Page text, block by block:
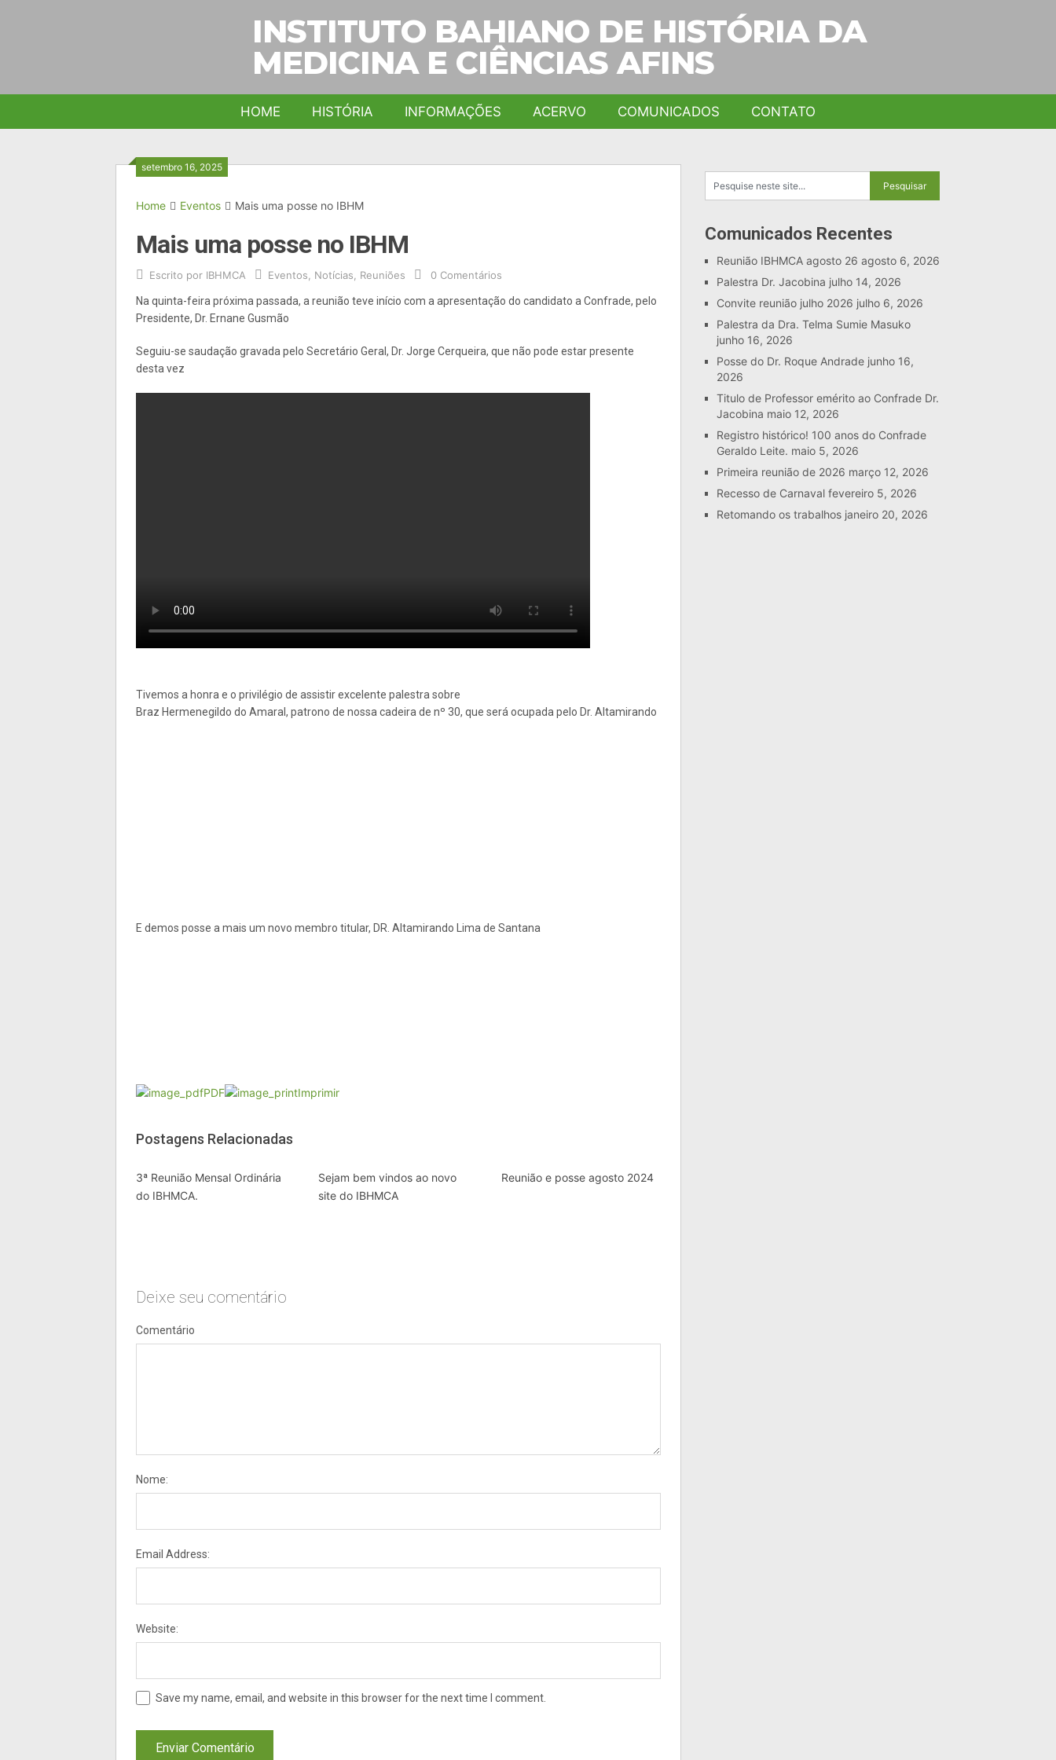
INSTITUTO BAHIANO DE HISTÓRIA DA
MEDICINA E CIÊNCIAS AFINS
HOME HISTÓRIA INFORMAÇÕES ACERVO COMUNICADOS CONTATO
setembro 16, 2025
Home Eventos Mais uma posse no IBHM
Mais uma posse no IBHM
Escrito por IBHMCA Eventos Notícias Reuniões 0 Comentários
Na quinta-feira próxima passada, a reunião teve início com a apresentação do candidato a Confrade, pelo
Presidente, Dr. Ernane Gusmão
Seguiu-se saudação gravada pelo Secretário Geral, Dr. Jorge Cerqueira, que não pode estar presente
desta vez
Tivemos a honra e o privilégio de assistir excelente palestra sobre
Braz Hermenegildo do Amaral, patrono de nossa cadeira de nº 30, que será ocupada pelo Dr. Altamirando
E demos posse a mais um novo membro titular, DR. Altamirando Lima de Santana
PDF Imprimir
Postagens Relacionadas
3ª Reunião Mensal Ordinária
do IBHMCA.
Sejam bem vindos ao novo
site do IBHMCA
Reunião e posse agosto 2024
Deixe seu comentário
Comentário
Nome:
Email Address:
Website:
Save my name, email, and website in this browser for the next time I comment.
Comunicados Recentes
Reunião IBHMCA agosto 26 agosto 6, 2026
Palestra Dr. Jacobina julho 14, 2026
Convite reunião julho 2026 julho 6, 2026
Palestra da Dra. Telma Sumie Masuko
junho 16, 2026
Posse do Dr. Roque Andrade junho 16,
2026
Titulo de Professor emérito ao Confrade Dr.
Jacobina maio 12, 2026
Registro histórico! 100 anos do Confrade
Geraldo Leite. maio 5, 2026
Primeira reunião de 2026 março 12, 2026
Recesso de Carnaval fevereiro 5, 2026
Retomando os trabalhos janeiro 20, 2026